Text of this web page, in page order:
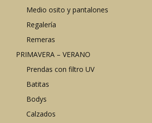
Medio osito y pantalones
Regalería
Remeras
PRIMAVERA – VERANO
Prendas con filtro UV
Batitas
Bodys
Calzados